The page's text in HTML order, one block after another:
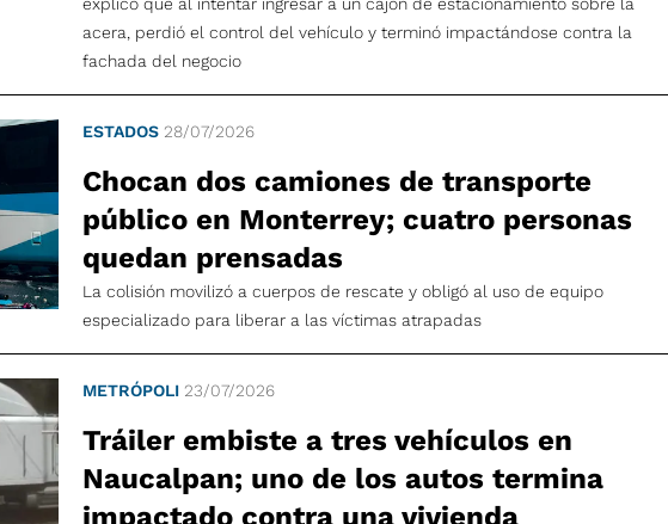
acera, perdió el control del vehículo y terminó impactándose contra la
fachada del negocio
ESTADOS 28/07/2026
Chocan dos camiones de transporte
público en Monterrey; cuatro personas
quedan prensadas
La colisión movilizó a cuerpos de rescate y obligó al uso de equipo
especializado para liberar a las víctimas atrapadas
METRÓPOLI 23/07/2026
Tráiler embiste a tres vehículos en
Naucalpan; uno de los autos termina
impactado contra una vivienda